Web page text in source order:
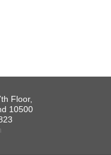
Floor,
10500